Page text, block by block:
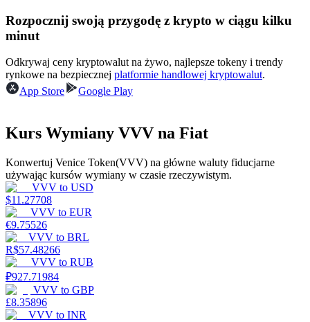
Codziennie zdobywaj konkurencyjne nagrody
Stawianie
Rozpocznij swoją przygodę z krypto w ciągu kilku
minut
Odkrywaj ceny kryptowalut na żywo, najlepsze tokeny i trendy
rynkowe na bezpiecznej platformie handlowej kryptowalut.
App Store
Google Play
Kurs Wymiany VVV na Fiat
Konwertuj Venice Token(VVV) na główne waluty fiducjarne
używając kursów wymiany w czasie rzeczywistym.
VVV to USD
$11.27708
VVV to EUR
€9.75526
VVV to BRL
R$57.48266
VVV to RUB
₽927.71984
VVV to GBP
£8.35896
VVV to INR